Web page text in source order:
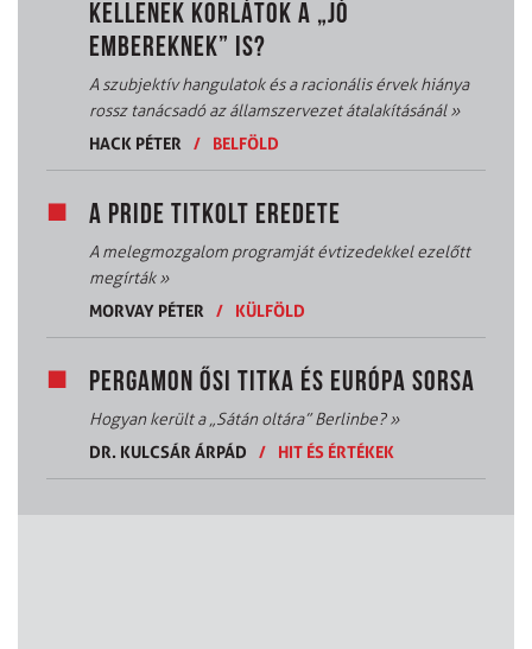
KELLENEK KORLÁTOK A „JÓ
EMBEREKNEK” IS?
A szubjektív hangulatok és a racionális érvek hiánya
rossz tanácsadó az államszervezet átalakításánál»
HACK PÉTER
/ BELFÖLD
A PRIDE TITKOLT EREDETE
A melegmozgalom programját évtizedekkel ezelőtt
megírták»
MORVAY PÉTER
/ KÜLFÖLD
PERGAMON ŐSI TITKA ÉS EURÓPA SORSA
Hogyan került a „Sátán oltára” Berlinbe?»
DR. KULCSÁR ÁRPÁD
/ HIT ÉS ÉRTÉKEK